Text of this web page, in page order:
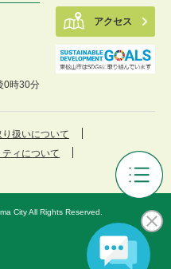
ご
み・
サ
イ
0時30分
アクセス
扱いについて
ィについて
City All Rights Reserved.